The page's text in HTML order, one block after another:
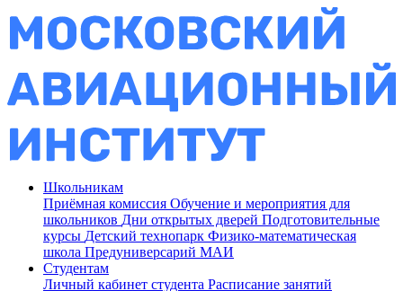
Школьникам
Приёмная комиссия Обучение и мероприятия для
школьников Дни открытых дверей Подготовительные
курсы Детский технопарк Физико-математическая
школа Предуниверсарий МАИ
Студентам
Личный кабинет студента Расписание занятий